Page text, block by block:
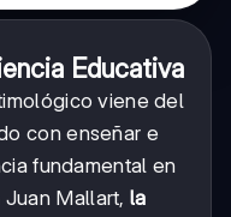
Educativa
viene del
con enseñar e
fundamental en
Mallart, la